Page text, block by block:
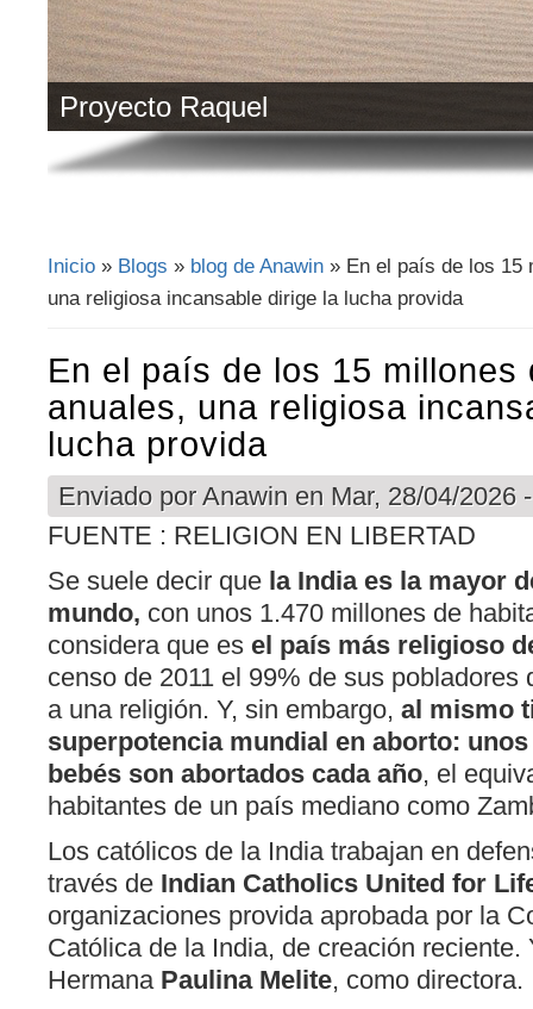
Proyecto Raquel
Se encuentra usted aquí
Inicio » Blogs » blog de Anawin » En el país de los 15
una religiosa incansable dirige la lucha provida
En el país de los 15 millones
anuales, una religiosa
lucha provida
Enviado porAnawin en Mar, 28/04/2026
FUENTE : RELIGION EN LIBERTAD
Se suele decir que la India es la mayor
mundo, con unos 1.470 millones de
considera que es el país más religioso
censo de 2011 el 99% de sus pobladores
a una religión. Y, sin embargo, al mismo
superpotencia mundial en aborto:
bebés son abortados cada año, el
habitantes de un país mediano como
Los católicos de la India trabajan en
través de Indian Catholics United for
organizaciones provida aprobada por la
Católica de la India, de creación reciente.
Hermana Paulina Melite, como directora.